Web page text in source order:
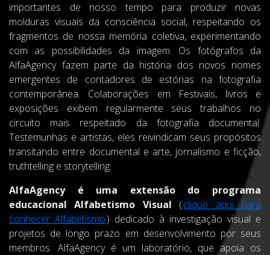
importantes de nosso tempo para produzir novas
molduras visuais da consciência social, respeitando os
fragmentos de nossa memória coletiva, experimentando
com as possibilidades da imagem. Os fotógrafos da
AlfaAgency fazem parte da história dos novos nomes
emergentes de contadores de estórias na fotografia
contemporânea. Colaborações em Festivais, livros e
exposições exibem regularmente seus trabalhos no
circuito mais respeitado da fotografia documental.
Testemunhas e artistas, eles reivindicam seus propósitos
transitando entre documental e arte, jornalismo e ficção,
truthtelling e storytelling.
AlfaAgency é uma extensão do programa
educacional Alfabetismo Visual (clique aqui para
conhecer Alfabetismo) dedicado à investigação visual e
projetos de longo prazo em desenvolvimento por seus
membros. AlfaAgency é um laboratório, que apoia os